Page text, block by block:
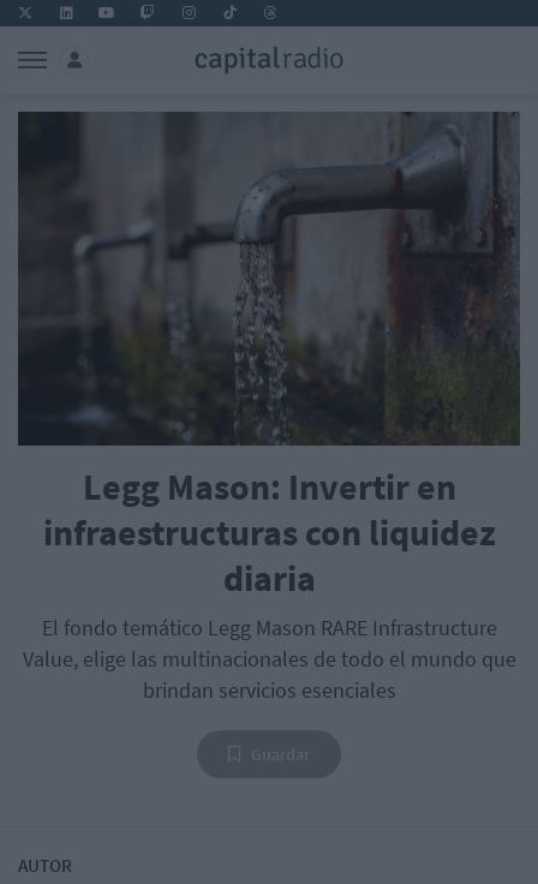
Legg Mason: Invertir en
infraestructuras con liquidez
diaria
El fondo temático Legg Mason RARE Infrastructure
Value, elige las multinacionales de todo el mundo que
brindan servicios esenciales
AUTOR